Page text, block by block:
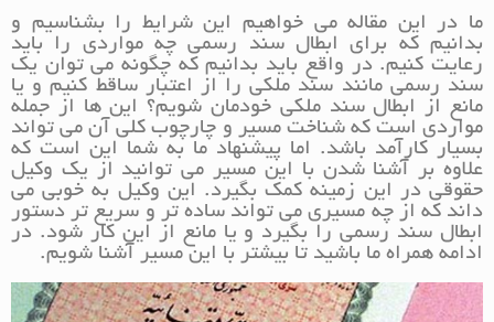
ما در این مقاله می خواهیم این شرایط را بشناسیم و
بدانیم که برای ابطال سند رسمی چه مواردی را باید
رعایت کنیم. در واقع باید بدانیم که چگونه می توان یک
سند رسمی مانند سند ملکی را از اعتبار ساقط کنیم و یا
مانع از ابطال سند ملکی خودمان شویم؟ این ها از جمله
مواردی است که شناخت مسیر و چارچوب کلی آن می تواند
بسیار کارآمد باشد. اما پیشنهاد ما به شما این است که
علاوه بر آشنا شدن با این مسیر می توانید از یک وکیل
حقوقی در این زمینه کمک بگیرد. این وکیل به خوبی می
داند که از چه مسیری می تواند ساده تر و سریع تر دستور
ابطال سند رسمی را بگیرد و یا مانع از این کار شود. در
ادامه همراه ما باشید تا بیشتر با این مسیر آشنا شویم.